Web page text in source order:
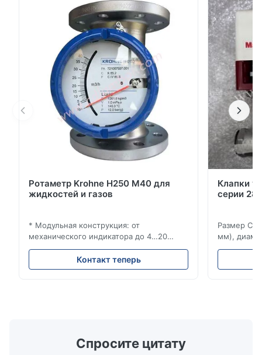
Бульбароупорный отключение при полной
номинации в обоих направлениях. * Один кусок,
специально профилированный, тонкий как вафля
ствол диска. * Р...
Ротаметр Krohne H250 M40 для
жидкостей и газов
* Модульная конструкция: от
механического индикатора до 4…20
мА/HART®7, FF, Profibus-PA и
суммирующий счетчик * Любое
монтажное положение: вертикальное,
Контакт теперь
Клапки
серии
Размер
мм),
(15–20 мм)
ANSI
Спросите цитату